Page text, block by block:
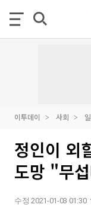
이투데이 사회
정인이 외
도망 "무
수정 2021-01-03 01:30